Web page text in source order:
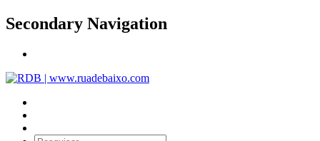
Secondary Navigation